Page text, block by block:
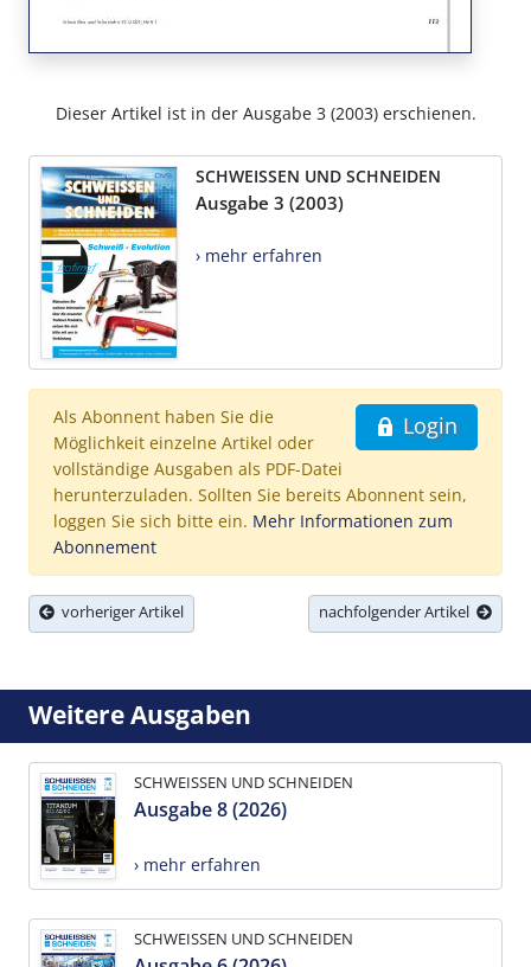
Dieser Artikel ist in der Ausgabe 3 (2003) erschienen.
SCHWEISSEN UND SCHNEIDEN
Ausgabe 3 (2003)
› mehr erfahren
Login
Als Abonnent haben Sie die
Möglichkeit einzelne Artikel oder
vollständige Ausgaben als PDF-Datei
herunterzuladen. Sollten Sie bereits Abonnent sein,
loggen Sie sich bitte ein. Mehr Informationen zum
Abonnement
vorheriger Artikel nachfolgender Artikel
Weitere Ausgaben
SCHWEISSEN UND SCHNEIDEN
Ausgabe 8 (2026)
› mehr erfahren
SCHWEISSEN UND SCHNEIDEN